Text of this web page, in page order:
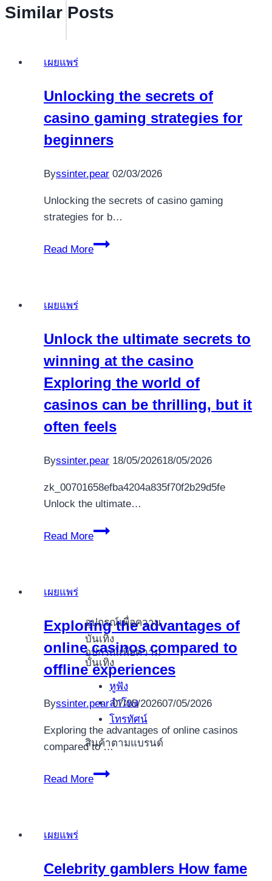
อุปกรณ์เพื่อความ
บันเทิง
อุปกรณ์เพื่อความ
บันเทิง
หูฟัง
ลำโพง
โทรทัศน์
สินค้าตามแบรนด์
Similar Posts
เผยแพร่
Unlocking the secrets of
casino gaming strategies for
beginners
Byssinter.pear 02/03/2026
Unlocking the secrets of casino gaming
strategies for b…
Read More
Unlocking
strategies
for
beginners
เผยแพร่
Unlock the ultimate secrets to
winning at the casino
Exploring the world of
casinos can be thrilling, but it
often feels
Byssinter.pear 18/05/202618/05/2026
zk_00701658efba4204a835f70f2b29d5fe
Unlock the ultimate…
Read More
Unlock
at
the
casino
Exploring
world
of
casinos
be
เผยแพร่
Exploring the advantages of
online casinos compared to
offline experiences
Byssinter.pear 07/05/202607/05/2026
Exploring the advantages of online casinos
compared to …
Read More
Exploring
compared
เผยแพร่
Celebrity gamblers How fame